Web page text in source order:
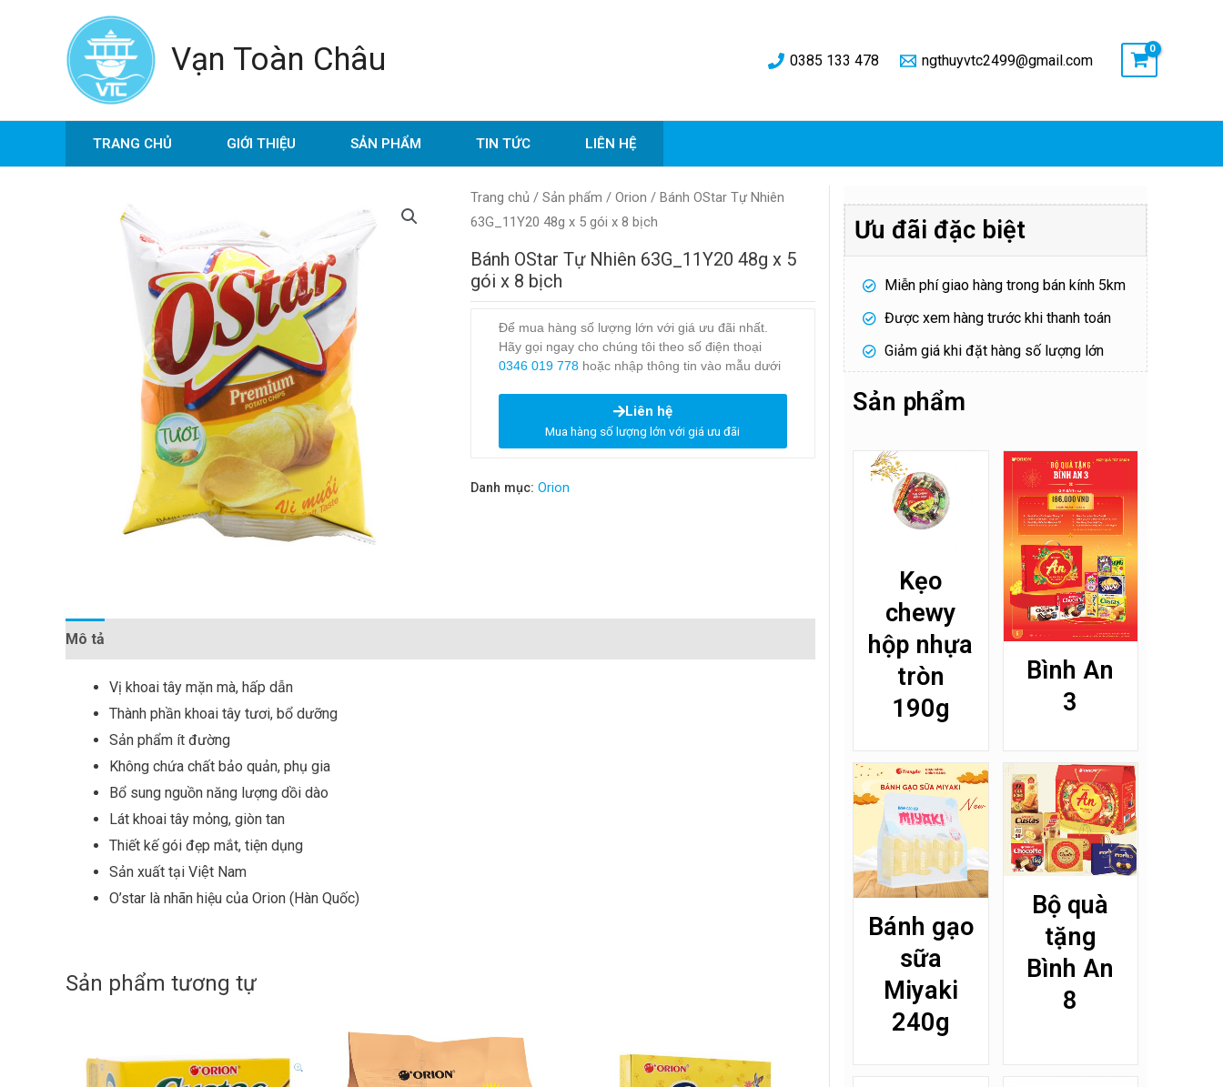
Vạn Toàn Châu 0385 133 478 ngthuyvtc2499@gmail.com
TRANG CHỦ GIỚI THIỆU SẢN PHẨM TIN TỨC LIÊN HỆ
Trang chủ / Sản phẩm / Orion / Bánh OStar Tự Nhiên
63G_11Y20 48g x 5 gói x 8 bịch
Bánh OStar Tự Nhiên 63G_11Y20 48g x 5
gói x 8 bịch
Để mua hàng số lượng lớn với giá ưu đãi nhất.
Hãy gọi ngay cho chúng tôi theo số điện thoại
0346 019 778hoặc nhập thông tin vào mẫu dưới
Liên hệ
Mua hàng số lượng lớn với giá ưu đãi
Danh mục: Orion
Mô tả
Vị khoai tây mặn mà, hấp dẫn
Thành phần khoai tây tươi, bổ dưỡng
Sản phẩm ít đường
Không chứa chất bảo quản, phụ gia
Bổ sung nguồn năng lượng dồi dào
Lát khoai tây mỏng, giòn tan
Thiết kế gói đẹp mắt, tiện dụng
Sản xuất tại Việt Nam
O’star là nhãn hiệu của Orion (Hàn Quốc)
Sản phẩm tương tự
Ưu đãi đặc biệt
Miễn phí giao hàng trong bán kính 5km
Được xem hàng trước khi thanh toán
Giảm giá khi đặt hàng số lượng lớn
Sản phẩm
Kẹo
chewy
hộp nhựa
tròn
190g
Bình An
3
Bánh gạo
sữa
Miyaki
240g
Bộ quà
tặng
Bình An
8